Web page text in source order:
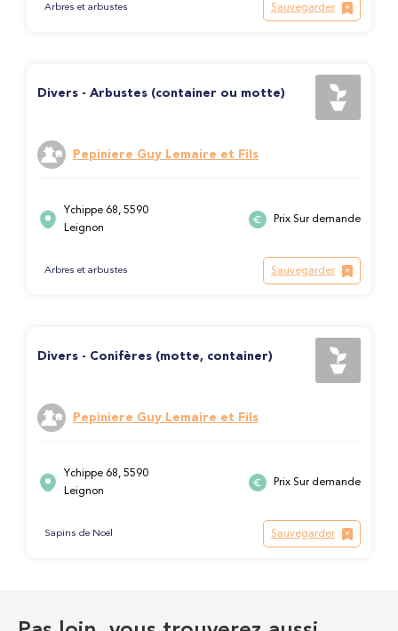
Arbres et arbustes Sauvegarder
Divers - Arbustes (container ou motte)
Pepiniere Guy Lemaire et Fils
Ychippe 68, 5590
Leignon
Prix Sur demande
Arbres et arbustes Sauvegarder
Divers - Conifères (motte, container)
Pepiniere Guy Lemaire et Fils
Ychippe 68, 5590
Leignon
Prix Sur demande
Sapins de Noël Sauvegarder